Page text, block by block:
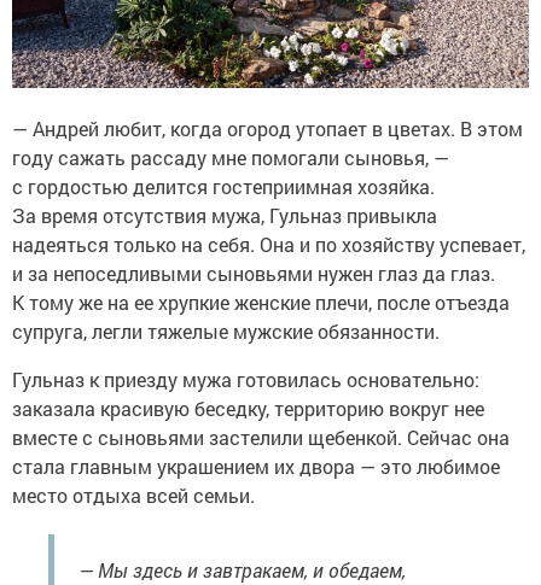
— Андрей любит, когда огород утопает в цветах. В этом
году сажать рассаду мне помогали сыновья, —
с гордостью делится гостеприимная хозяйка.
За время отсутствия мужа, Гульназ привыкла
надеяться только на себя. Она и по хозяйству успевает,
и за непоседливыми сыновьями нужен глаз да глаз.
К тому же на ее хрупкие женские плечи, после отъезда
супруга, легли тяжелые мужские обязанности.
Гульназ к приезду мужа готовилась основательно:
заказала красивую беседку, территорию вокруг нее
вместе с сыновьями застелили щебенкой. Сейчас она
стала главным украшением их двора — это любимое
место отдыха всей семьи.
— Мы здесь и завтракаем, и обедаем,